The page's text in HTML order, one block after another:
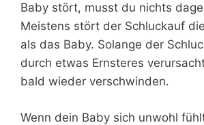
Baby stört, musst du nichts
Meistens stört der Schluckauf
als das Baby. Solange der
durch etwas Ernsteres
bald wieder verschwinden.
Wenn dein Baby sich unwohl